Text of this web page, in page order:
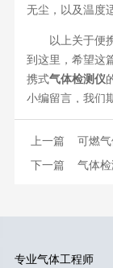
无尘，以及温度
以上关于便携
到这里，希望这
携式气体检测仪
小编留言，我们
上一篇 可燃
下一篇 气体
专业气体工程师